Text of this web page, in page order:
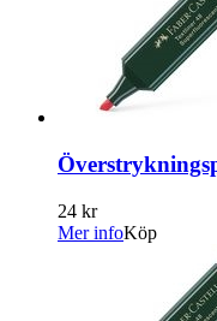
24 kr
Mer infoKöp